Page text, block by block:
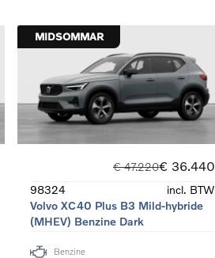
MIDSOMMAR
€ 47.220€ 36.440
98324
incl. BTW
Volvo XC40 Plus B3 Mild-hybride
(MHEV) Benzine Dark
Benzine